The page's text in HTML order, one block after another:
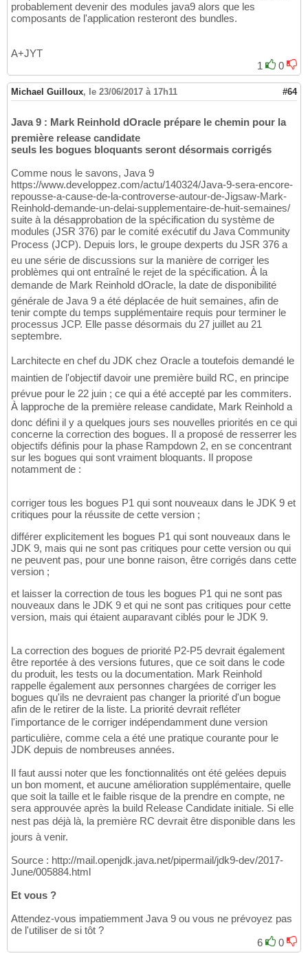
probablement devenir des modules java9 alors que les
composants de l'application resteront des bundles.
A+JYT
1
0
Michael Guilloux, le 23/06/2017 à 17h11 #64
Java 9 : Mark Reinhold dOracle prépare le chemin pour la
première release candidate
seuls les bogues bloquants seront désormais corrigés
Comme nous le savons, Java 9
https://www.developpez.com/actu/140324/Java-9-sera-encore-
repousse-a-cause-de-la-controverse-autour-de-Jigsaw-Mark-
Reinhold-demande-un-delai-supplementaire-de-huit-semaines/
suite à la désapprobation de la spécification du système de
modules (JSR 376) par le comité exécutif du Java Community
Process (JCP). Depuis lors, le groupe dexperts du JSR 376 a
eu une série de discussions sur la manière de corriger les
problèmes qui ont entraîné le rejet de la spécification. À la
demande de Mark Reinhold dOracle, la date de disponibilité
générale de Java 9 a été déplacée de huit semaines, afin de
tenir compte du temps supplémentaire requis pour terminer le
processus JCP. Elle passe désormais du 27 juillet au 21
septembre.
Larchitecte en chef du JDK chez Oracle a toutefois demandé le
maintien de l'objectif davoir une première build RC, en principe
prévue pour le 22 juin ; ce qui a été accepté par les commiters.
À lapproche de la première release candidate, Mark Reinhold a
donc défini il y a quelques jours ses nouvelles priorités en ce qui
concerne la correction des bogues. Il a proposé de resserrer les
objectifs définis pour la phase Rampdown 2, en se concentrant
sur les bogues qui sont vraiment bloquants. Il propose
notamment de :
corriger tous les bogues P1 qui sont nouveaux dans le JDK 9 et
critiques pour la réussite de cette version ;
différer explicitement les bogues P1 qui sont nouveaux dans le
JDK 9, mais qui ne sont pas critiques pour cette version ou qui
ne peuvent pas, pour une bonne raison, être corrigés dans cette
version ;
et laisser la correction de tous les bogues P1 qui ne sont pas
nouveaux dans le JDK 9 et qui ne sont pas critiques pour cette
version, mais qui étaient auparavant ciblés pour le JDK 9.
La correction des bogues de priorité P2-P5 devrait également
être reportée à des versions futures, que ce soit dans le code
du produit, les tests ou la documentation. Mark Reinhold
rappelle également aux personnes chargées de corriger les
bogues qu'ils ne devraient pas changer la priorité d'un bogue
afin de le retirer de la liste. La priorité devrait refléter
l'importance de le corriger indépendamment dune version
particulière, comme cela a été une pratique courante pour le
JDK depuis de nombreuses années.
Il faut aussi noter que les fonctionnalités ont été gelées depuis
un bon moment, et aucune amélioration supplémentaire, quelle
que soit la taille et le faible risque de la prendre en compte, ne
sera approuvée après la build Release Candidate initiale. Si elle
nest pas déjà là, la première RC devrait être disponible dans les
jours à venir.
Source : http://mail.openjdk.java.net/pipermail/jdk9-dev/2017-
June/005884.html
Et vous ?
Attendez-vous impatiemment Java 9 ou vous ne prévoyez pas
de l'utiliser de si tôt ?
6
0